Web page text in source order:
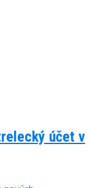
účet v